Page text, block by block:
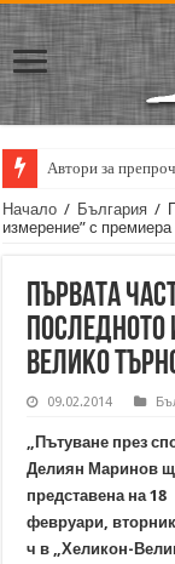
Автори за
Начало / България /
измерение” с
Първата
Последното
Велико
09.02.2014
„Пътуване през
Делиян Маринов
представена на 18
февруари,
ч в „Хеликон-